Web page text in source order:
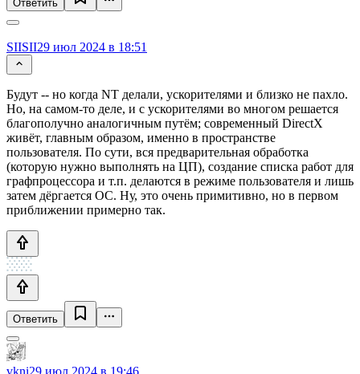
Ответить
SIISII29 июл 2024 в 18:51
Будут -- но когда NT делали, ускорителями и близко не пахло.
Но, на самом-то деле, и с ускорителями во многом решается
благополучно аналогичным путём; современный DirectX
живёт, главным образом, именно в пространстве
пользователя. По сути, вся предварительная обработка
(которую нужно выполнять на ЦП), создание списка работ для
графпроцессора и т.п. делаются в режиме пользователя и лишь
затем дёргается ОС. Ну, это очень примитивно, но в первом
приближении примерно так.
Ответить
vkni29 июл 2024 в 19:46